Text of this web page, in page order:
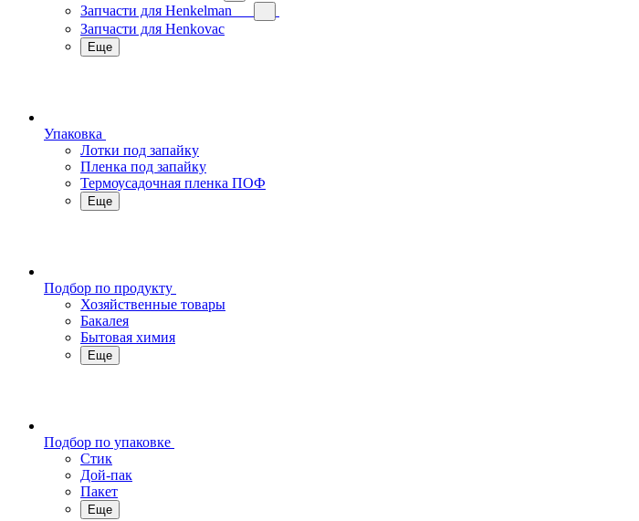
Запчасти для Henkelman
Запчасти для Henkovac
Еще
Упаковка
Лотки под запайку
Пленка под запайку
Термоусадочная пленка ПОФ
Еще
Подбор по продукту
Хозяйственные товары
Бакалея
Бытовая химия
Еще
Подбор по упаковке
Стик
Дой-пак
Пакет
Еще